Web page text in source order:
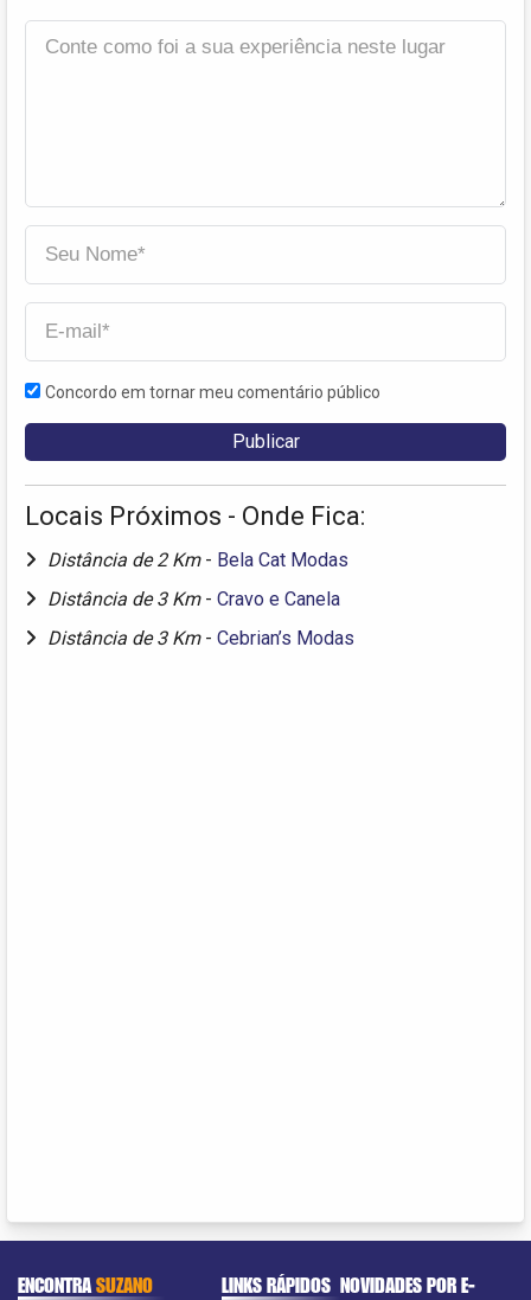
Concordo em tornar meu comentário público
Locais Próximos - Onde Fica:
Distância de 2 Km - Bela Cat Modas
Distância de 3 Km - Cravo e Canela
Distância de 3 Km - Cebrian’s Modas
ENCONTRASUZANO LINKS RÁPIDOS NOVIDADES POR E-